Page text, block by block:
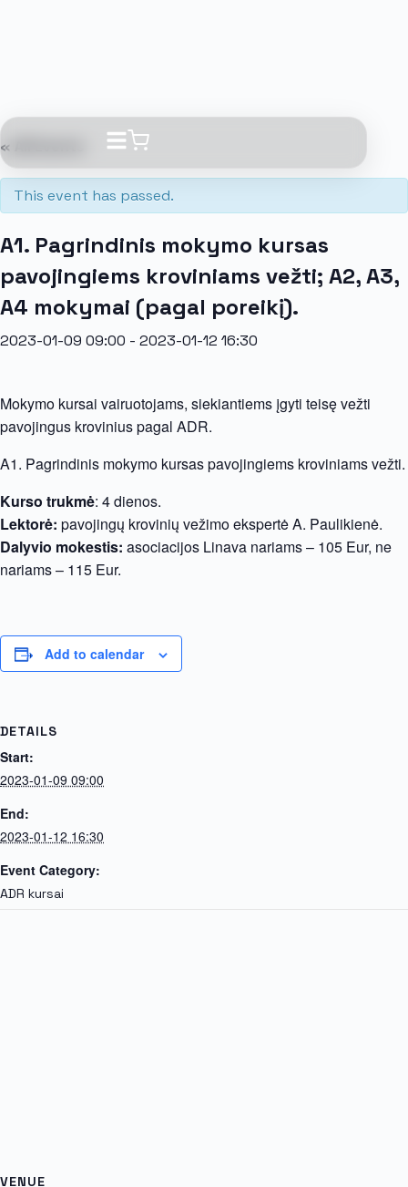
« All Events
This event has passed.
A1. Pagrindinis mokymo kursas
pavojingiems kroviniams vežti; A2, A3,
A4 mokymai (pagal poreikį).
2023-01-09 09:00 - 2023-01-12 16:30
Mokymo kursai vairuotojams, siekiantiems įgyti teisę vežti
pavojingus krovinius pagal ADR.
A1. Pagrindinis mokymo kursas pavojingiems kroviniams vežti.
Kurso trukmė: 4 dienos.
Lektorė: pavojingų krovinių vežimo ekspertė A. Paulikienė.
Dalyvio mokestis: asociacijos Linava nariams – 105 Eur, ne
nariams – 115 Eur.
Add to calendar
DETAILS
Start:
2023-01-09 09:00
End:
2023-01-12 16:30
Event Category:
ADR kursai
VENUE